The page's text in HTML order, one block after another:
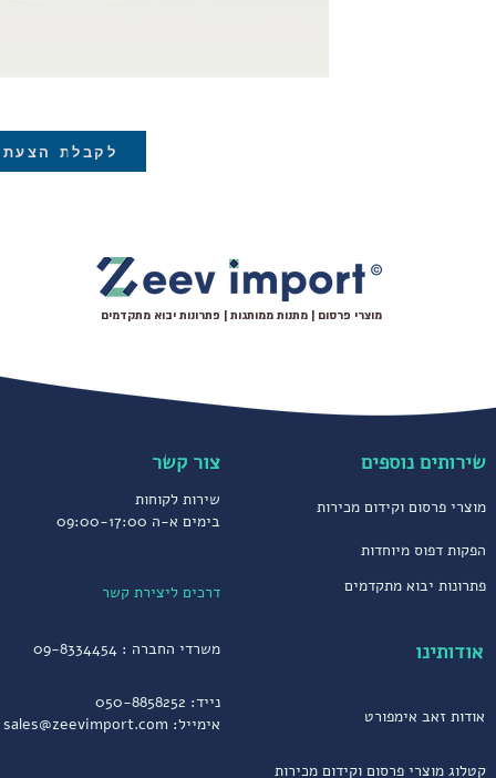
לקבלת הצעת
מוצרי פרסום | מתנות ממותגות | פתרונות יבוא מתקדמים
שירות לקוחות
בימים א-ה 09:00-17:00
דרכים ליצירת קשר
משרדי החברה : 09-8334454
נייד: 050-8858252
אימייל: sales@zeevimport.com
מוצרי פרסום וקידום מכירות
הפקות דפוס מיוחדות
פתרונות יבוא מתקדמים
אודותינו
אודות זאב אימפורט
קטלוג מוצרי פרסום וקידום מכירות
צור קשר שירותים נוספים